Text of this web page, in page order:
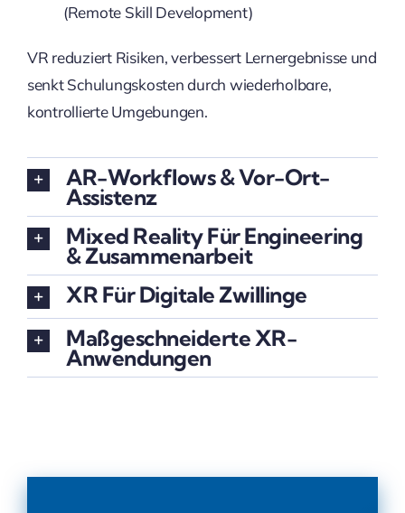
(Remote Skill Development)
VR reduziert Risiken, verbessert Lernergebnisse und
senkt Schulungskosten durch wiederholbare,
kontrollierte Umgebungen.
AR-Workflows & Vor-Ort-
Assistenz
Mixed Reality Für Engineering
& Zusammenarbeit
XR Für Digitale Zwillinge
Maßgeschneiderte XR-
Anwendungen